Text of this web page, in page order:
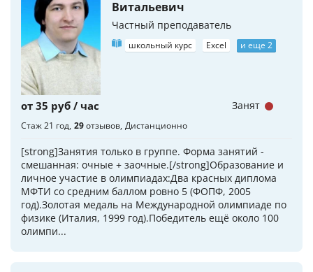
Витальевич
Частный преподаватель
школьный курс Excel и еще 2
от 35 руб / час
Стаж 21 год 29отзывов Дистанционно
[strong]Занятия только в группе. Форма занятий -
смешанная: очные + заочные.[/strong]Образование и
личное участие в олимпиадах:Два красных диплома
МФТИ со средним баллом ровно 5 (ФОПФ, 2005
год).Золотая медаль на Международной олимпиаде по
физике (Италия, 1999 год).Победитель ещё около 100
олимпи...
Занят